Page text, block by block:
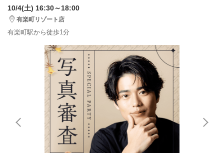
10/4(土) 16:30～18:00
有楽町リゾート店
有楽町駅から徒歩1分